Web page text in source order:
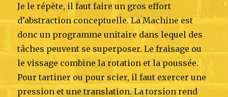
Je le répète, il faut faire un gros effort
d’abstraction conceptuelle. La Machine est
donc un programme unitaire dans lequel des
tâches peuvent se superposer. Le fraisage ou
le vissage combine la rotation et la poussée.
Pour tartiner ou pour scier, il faut exercer une
pression et une translation. La torsion rend